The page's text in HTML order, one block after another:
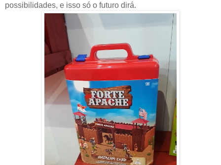
possibilidades, e isso só o futuro dirá.